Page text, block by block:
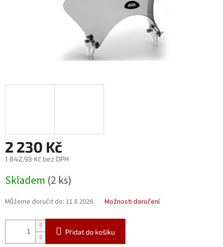
2 230 Kč
1 842,98 Kč bez DPH
cena:
Skladem (2 ks)
Můžeme doručit do: 11.8.2026 Možnosti doručení
Přidat do košíku